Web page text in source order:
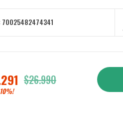
70025482474341
$26.990
10%!